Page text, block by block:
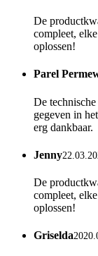
De
compleet,
oplossen!
Parel
De
gegeven in
erg dankbaar.
Jenny
De
compleet,
oplossen!
Griselda